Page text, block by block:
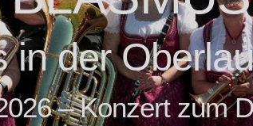
in der
– Konzert zum